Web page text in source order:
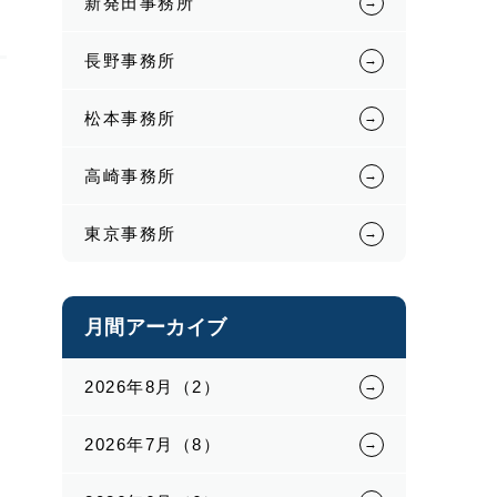
長野事務所
松本事務所
高崎事務所
東京事務所
月間アーカイブ
2026年8月（2）
2026年7月（8）